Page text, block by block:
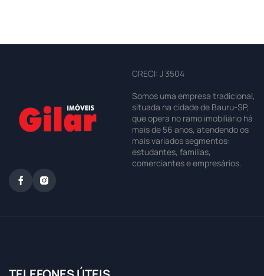
CRECI: J 3504
Somos uma empresa tradicional,
situada na cidade de Bauru-SP,
que opera no ramo imobiliário há
mais de 56 anos, atendendo os
mais variados segmentos:
estudantes, famílias,
comerciantes e empresários.